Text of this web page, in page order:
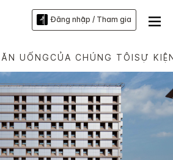
Đăng nhập / Tham gia
ĂN UỐNGCỦA CHÚNG TÔISỰ